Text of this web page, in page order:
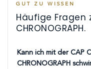
GUT ZU WISSEN
Häufige Fragen
CHRONOGRAPH.
Kann ich mit der CAP
CHRONOGRAPH